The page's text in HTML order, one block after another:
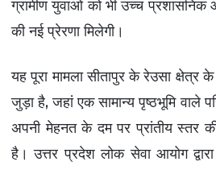
श्रावस्ती न्यूज़
गाजीपुर न्यूज़
Advertise with Us
ग्रामीण युवाओं को भी उच्च
की नई प्रेरणा मिलेगी।
यह पूरा मामला सीतापुर के रेउसा
जुड़ा है, जहां एक सामान्य पृष्ठभूमि वाले
अपनी मेहनत के दम पर प्रांतीय स्तर की
है। उत्तर प्रदेश लोक सेवा आयोग द्वारा